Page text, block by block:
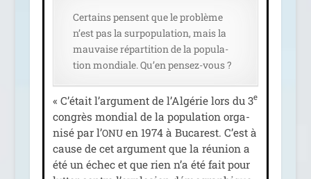
Certains pensent que le pro­blème
n’est pas la sur­po­pu­la­tion, mais la
mau­vaise répar­ti­tion de la popu­la­
tion mon­diale. Qu’en pensez-vous ?
« C’était l’argument de l’Algérie lors du 3e
congrès mon­dial de la popu­la­tion orga­
ni­sé par l’ONUen 1974 à Bucarest. C’est à
cause de cet argu­ment que la réunion a
été un échec et que rien n’a été fait pour